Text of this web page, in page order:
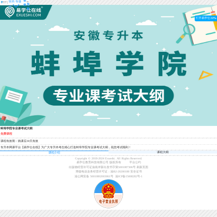
转本/专接
本
登
录导
航
打开易学仕APP
蚌埠学院专业课考试大纲
免费课程
课程有效期：购课后30天有效
专升本网课平台【易学仕在线】为广大专升本考生精心打造蚌埠学院专业课考试大纲，祝您考试顺利！
课程介绍
课程大纲
Copyright © 2018-2024 Exueshi. All Rights Reserved.
易学仕教育科技有限公司 版权所有
平台公约
出版物经营许可证渝南岸新出发书字第5001087306号
刷新页面
增值电信业务经营许可证：渝B2-20200188 安全证书
渝公网安备 50010802003061号
渝ICP备15008282号-1